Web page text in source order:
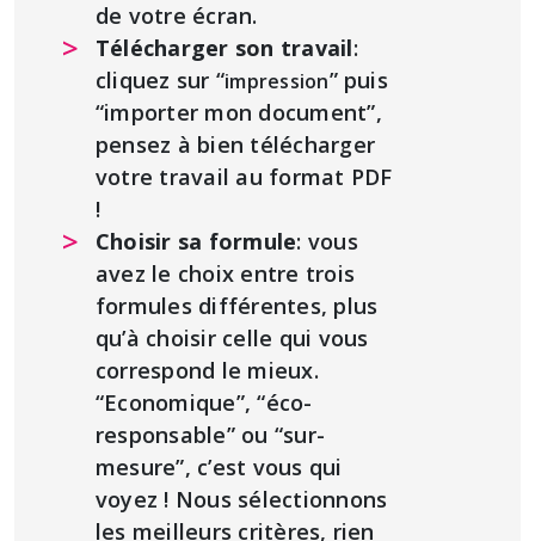
de votre écran.
Télécharger son travail:
cliquez sur “impression” puis
“importer mon document”,
pensez à bien télécharger
votre travail au format PDF
!
Choisir sa formule: vous
avez le choix entre trois
formules différentes, plus
qu’à choisir celle qui vous
correspond le mieux.
“Economique”, “éco-
responsable” ou “sur-
mesure”, c’est vous qui
voyez ! Nous sélectionnons
les meilleurs critères, rien